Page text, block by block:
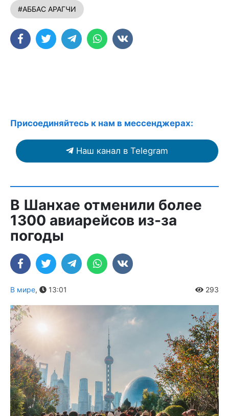
#АББАС АРАГЧИ
Присоединяйтесь к нам в мессенджерах:
Наш канал в Telegram
В Шанхае отменили более
1300 авиарейсов из-за
погоды
В мире, 13:01 293